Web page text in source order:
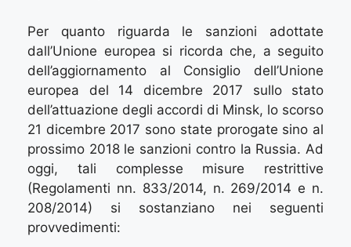
Per quanto riguarda le sanzioni adottate
dall’Unione europea si ricorda che, a seguito
dell’aggiornamento al Consiglio dell’Unione
europea del 14 dicembre 2017 sullo stato
dell’attuazione degli accordi di Minsk, lo scorso
21 dicembre 2017 sono state prorogate sino al
prossimo 2018 le sanzioni contro la Russia. Ad
oggi, tali complesse misure restrittive
(Regolamenti nn. 833/2014, n. 269/2014 e n.
208/2014) si sostanziano nei seguenti
provvedimenti: